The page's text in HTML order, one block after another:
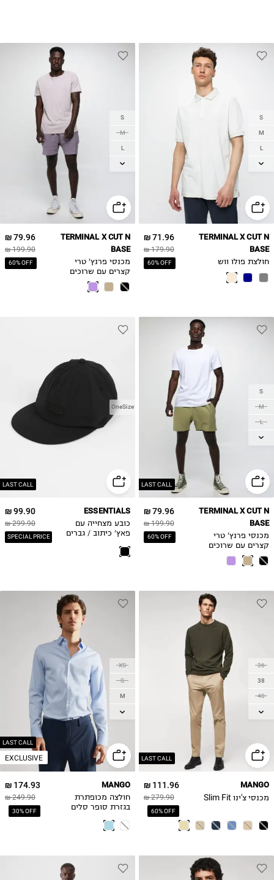
S
M
L
XL
71.96 ₪
179.90 ₪
60% OFF
TERMINAL X CUT N
BASE
חולצת פולו ווש
S
M
L
XL
79.96 ₪
199.90 ₪
60% OFF
TERMINAL X CUT N
BASE
מכנסי פרנץ' טרי
קצרים עם שרוכים
LAST CALL
S
M
L
XL
79.96 ₪
199.90 ₪
60% OFF
TERMINAL X CUT N
BASE
מכנסי פרנץ' טרי
קצרים עם שרוכים
LAST CALL
OneSize
99.90 ₪
299.90 ₪
SPECIAL PRICE
ESSENTIALS
כובע מצחייה עם
פאץ' כיתוב / גברים
LAST CALL
36
38
40
42
48
111.96 ₪
279.90 ₪
60% OFF
MANGO
מכנסי צ'ינו Slim Fit
LAST CALL
EXCLUSIVE
XS
S
M
L
2XL
174.93 ₪
249.90 ₪
30% OFF
MANGO
חולצה מכופתרת
בגזרת סופר סלים